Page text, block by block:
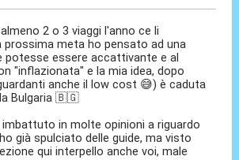
2 o 3 viaggi l'anno ce li
prossima meta ho pensato ad una
potesse essere accattivante e al
"inflazionata" e la mia idea, dopo
anche il low cost 😅) è caduta
Bulgaria 🇧🇬
in molte opinioni a riguardo
già spulciato delle guide, ma visto
qui interpello anche voi, male